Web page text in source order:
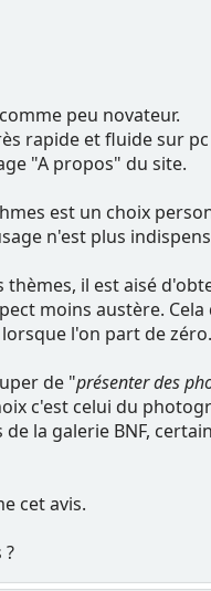
peu novateur.
rapide et fluide sur
"A propos" du site.
est un choix
n'est plus
thèmes, il est aisé
moins austère.
l'on part de zéro.
de "présenter des
c'est celui du
la galerie BNF,
cet avis.